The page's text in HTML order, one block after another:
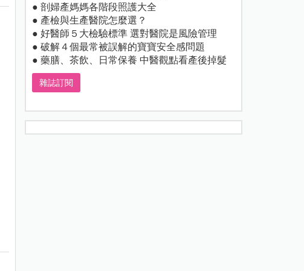
● 剖婦產媽媽各階段照護大全
● 產檢與生產醫院怎麼選？
● 好醫師５大檢驗標準 選對醫院是風險管理
● 破解４個最常被誤解的寶寶安全感問題
● 藥膳、茶飲、日常保養 中醫觀點看產後掉髮
雜誌訂閱